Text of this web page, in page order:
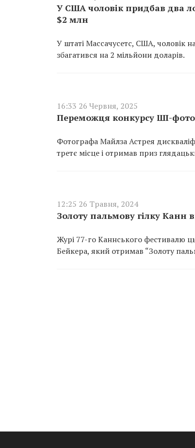
У США чоловік придбав два
$2 млн
У штаті Массачусетс, США, чоловік
збагатився на 2 мільйони доларів.
16:33 26 Червня, 2025
Переможця конкурсу ШІ-
Фотографа Майлза Астрея
третє місце і отримав приз
12:25 26 Травня, 2024
Золоту пальмову гілку
Журі 77-го Каннського фестивалю
Бейкера, який отримав “Золоту